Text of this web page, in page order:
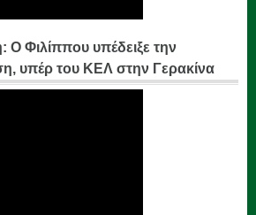
Φιλίππου υπέδειξε την
υπέρ του ΚΕΛ στην Γερακίνα